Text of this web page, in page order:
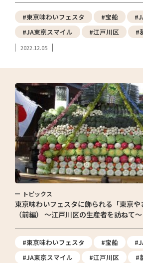
#東京味わいフェスタ #宝船
#JA東京スマイル
#江戸川区 #
2022.12.05
トピックス
東京味わいフェスタに飾られる「東京や
（前編） ～江戸川区の生産者を訪ねて～
#東京味わいフェスタ #宝船
#JA東京スマイル
#江戸川区 #